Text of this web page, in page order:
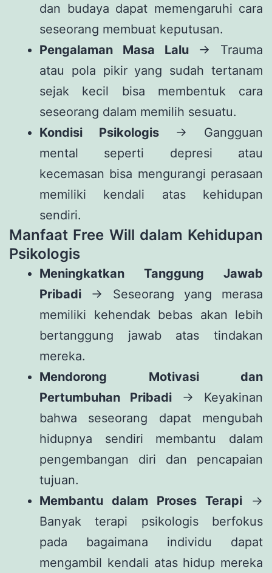
dan budaya dapat memengaruhi cara
seseorang membuat keputusan.
Pengalaman Masa Lalu→ Trauma
atau pola pikir yang sudah tertanam
sejak kecil bisa membentuk cara
seseorang dalam memilih sesuatu.
Kondisi Psikologis→ Gangguan
mental seperti depresi atau
kecemasan bisa mengurangi perasaan
memiliki kendali atas kehidupan
sendiri.
Manfaat Free Will dalam Kehidupan
Psikologis
Meningkatkan Tanggung Jawab
Pribadi → Seseorang yang merasa
memiliki kehendak bebas akan lebih
bertanggung jawab atas tindakan
mereka.
Mendorong Motivasi dan
Pertumbuhan Pribadi → Keyakinan
bahwa seseorang dapat mengubah
hidupnya sendiri membantu dalam
pengembangan diri dan pencapaian
tujuan.
Membantu dalam Proses Terapi →
Banyak terapi psikologis berfokus
pada bagaimana individu dapat
mengambil kendali atas hidup mereka